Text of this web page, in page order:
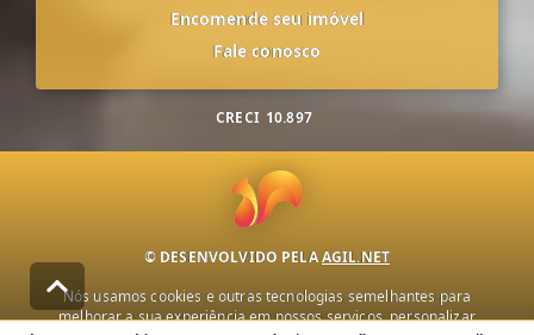
Encomende seu imóvel
Fale conosco
CRECI 10.897
© DESENVOLVIDO PELAAGIL.NET
Nós usamos cookies e outras tecnologias semelhantes para
melhorar a sua experiência em nossos serviços, personalizar